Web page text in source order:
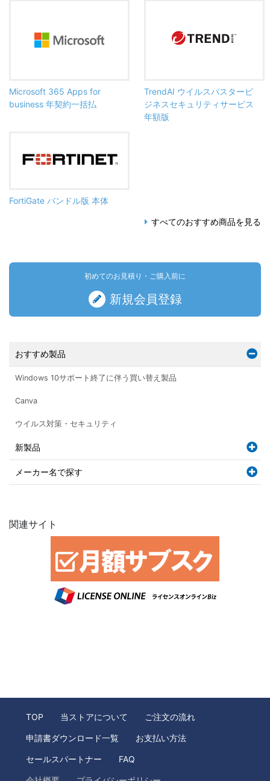
Microsoft 365 Apps for
business 年契約一括払
TrendAI ウイルスバスタービ
ジネスセキュリティサービス
年額版
FortiGate バンドル版 本体
すべてのおすすめ商品を見る
初めてのお見積り・ご購入前に
新規会員登録
おすすめ製品
Windows 10サポート終了に伴う買い替え製品
Canva
ウイルス対策・セキュリティ
新製品
メーカー名で探す
関連サイト
TOP 当ストアについて ご注文の流れ
申請書ダウンロード一覧 お支払い方法
セールスパートナー FAQ